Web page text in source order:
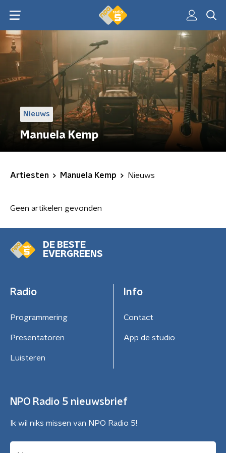
Nieuws
Manuela Kemp
Artiesten Manuela Kemp Nieuws
Geen artikelen gevonden
DE BESTE
EVERGREENS
Radio
Programmering
Presentatoren
Luisteren
Info
Contact
App de studio
NPO Radio 5 nieuwsbrief
Ik wil niks missen van NPO Radio 5!